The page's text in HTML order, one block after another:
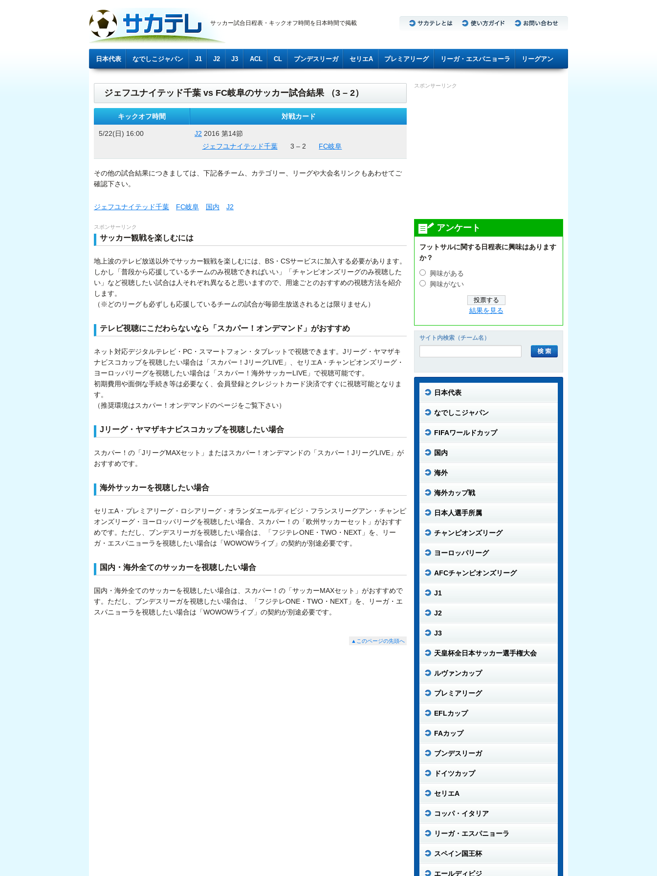
サッカー試合日程表・キックオフ時間を日本時間で掲載
日本代表 なでしこジャパン J1 J2 J3 ACL CL ブンデスリーガ セリエA プレミアリーグ リーガ・エスパニョーラ リーグアン
ジェフユナイテッド千葉 vs FC岐阜のサッカー試合結果 （3 – 2）
キックオフ時間 対戦カード
5/22(日) 16:00 J2 2016 第14節
ジェフユナイテッド千葉
3 – 2 FC岐阜
その他の試合結果につきましては、下記各チーム、カテゴリー、リーグや大会名リンクもあわせてご
確認下さい。
ジェフユナイテッド千葉 FC岐阜 国内 J2
スポンサーリンク
サッカー観戦を楽しむには
地上波のテレビ放送以外でサッカー観戦を楽しむには、BS・CSサービスに加入する必要があります。
しかし「普段から応援しているチームのみ視聴できればいい」「チャンピオンズリーグのみ視聴した
い」など視聴したい試合は人それぞれ異なると思いますので、用途ごとのおすすめの視聴方法を紹介
します。
（※どのリーグも必ずしも応援しているチームの試合が毎節生放送されるとは限りません）
テレビ視聴にこだわらないなら「スカパー！オンデマンド」がおすすめ
ネット対応デジタルテレビ・PC・スマートフォン・タブレットで視聴できます。Jリーグ・ヤマザキ
ナビスコカップを視聴したい場合は「スカパー！JリーグLIVE」、セリエA・チャンピオンズリーグ・
ヨーロッパリーグを視聴したい場合は「スカパー！海外サッカーLIVE」で視聴可能です。
初期費用や面倒な手続き等は必要なく、会員登録とクレジットカード決済ですぐに視聴可能となりま
す。
（推奨環境はスカパー！オンデマンドのページをご覧下さい）
Jリーグ・ヤマザキナビスコカップを視聴したい場合
スカパー！の「JリーグMAXセット」またはスカパー！オンデマンドの「スカパー！JリーグLIVE」が
おすすめです。
海外サッカーを視聴したい場合
セリエA・プレミアリーグ・ロシアリーグ・オランダエールディビジ・フランスリーグアン・チャンピ
オンズリーグ・ヨーロッパリーグを視聴したい場合、スカパー！の「欧州サッカーセット」がおすす
めです。ただし、ブンデスリーガを視聴したい場合は、「フジテレONE・TWO・NEXT」を、リー
ガ・エスパニョーラを視聴したい場合は「WOWOWライブ」の契約が別途必要です。
国内・海外全てのサッカーを視聴したい場合
国内・海外全てのサッカーを視聴したい場合は、スカパー！の「サッカーMAXセット」がおすすめで
す。ただし、ブンデスリーガを視聴したい場合は、「フジテレONE・TWO・NEXT」を、リーガ・エ
スパニョーラを視聴したい場合は「WOWOWライブ」の契約が別途必要です。
▲このページの先頭へ
スポンサーリンク
アンケート
フットサルに関する日程表に興味はあります
か？
興味がある
興味がない
結果を見る
サイト内検索（チーム名）
日本代表
なでしこジャパン
FIFAワールドカップ
国内
海外
海外カップ戦
日本人選手所属
チャンピオンズリーグ
ヨーロッパリーグ
AFCチャンピオンズリーグ
J1
J2
J3
天皇杯全日本サッカー選手権大会
ルヴァンカップ
プレミアリーグ
EFLカップ
FAカップ
ブンデスリーガ
ドイツカップ
セリエA
コッパ・イタリア
リーガ・エスパニョーラ
スペイン国王杯
エールディビジ